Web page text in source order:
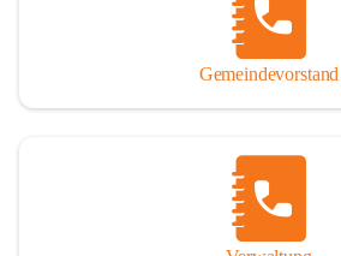
Gemeindevorstand